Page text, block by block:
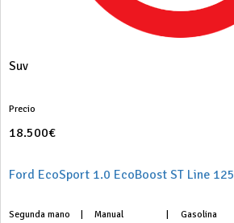
Suv
Precio
18.500€
Ford EcoSport 1.0 EcoBoost ST Line 125
Segunda mano Manual Gasolina